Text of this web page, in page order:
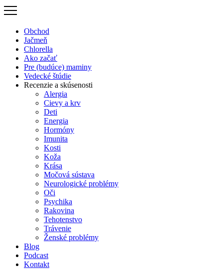
Preskočiť
na
Obchod
Jačmeň
Chlorella
Ako začať
Pre (budúce) maminy
Vedecké štúdie
Recenzie a skúsenosti
Alergia
Cievy a krv
Deti
Energia
Hormóny
Imunita
Kosti
Koža
Krása
Močová sústava
Neurologické problémy
Oči
Psychika
Rakovina
Tehotenstvo
Trávenie
Ženské problémy
Blog
Podcast
Kontakt